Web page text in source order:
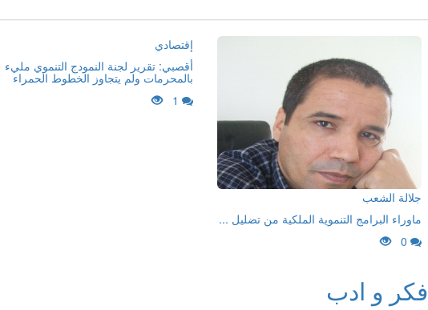
إقتصادي
أقصبي: تقرير لجنة النمودج التنموي مليء
بالمحرمات ولم يتجاوز الخطوط الحمراء
جلالة الشعب
ماوراء البرامج التنموية الملكية من تضليل ...
فكر و ادب